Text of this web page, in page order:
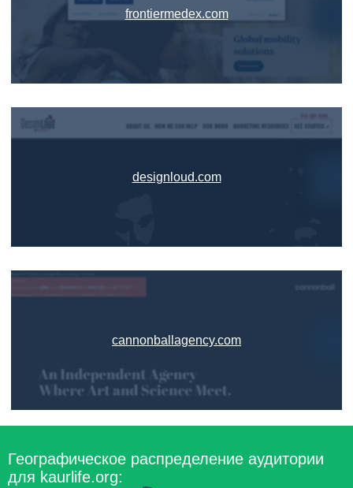
frontiermedex.com
designloud.com
cannonballagency.com
Географическое распределение аудитории
для kaurlife.org: